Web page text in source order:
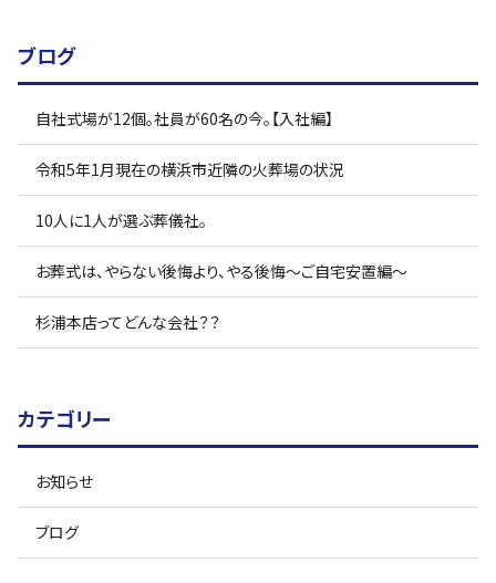
ブログ
自社式場が12個。社員が60名の今。【入社編】
令和5年1月現在の横浜市近隣の火葬場の状況
10人に1人が選ぶ葬儀社。
お葬式は、やらない後悔より、やる後悔〜ご自宅安置編〜
杉浦本店ってどんな会社？？
カテゴリー
お知らせ
ブログ